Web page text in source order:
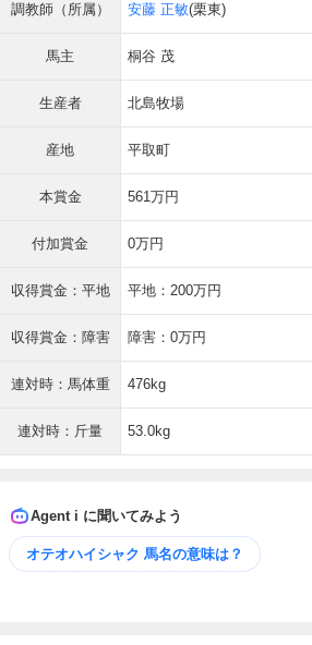
調教師（所属） 安藤 正敏(栗東)
馬主 桐谷 茂
生産者 北島牧場
産地 平取町
本賞金 561万円
付加賞金 0万円
収得賞金：平地 平地：200万円
収得賞金：障害 障害：0万円
連対時：馬体重 476kg
連対時：斤量 53.0kg
Agent i に聞いてみよう
オテオハイシャク 馬名の意味は？